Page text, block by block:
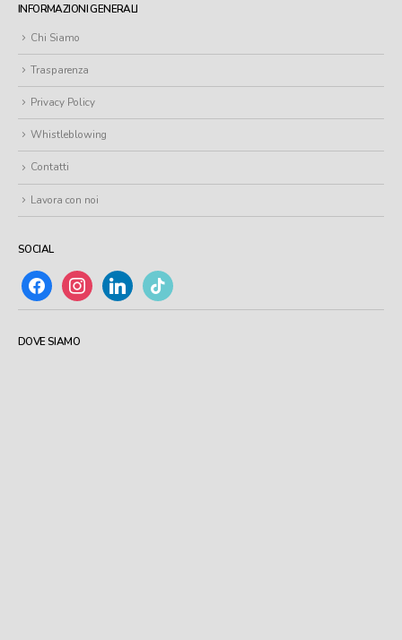
INFORMAZIONI GENERALI
Chi Siamo
Trasparenza
Privacy Policy
Whistleblowing
Contatti
Lavora con noi
SOCIAL
facebook instagramlinkedin tiktok
DOVE SIAMO